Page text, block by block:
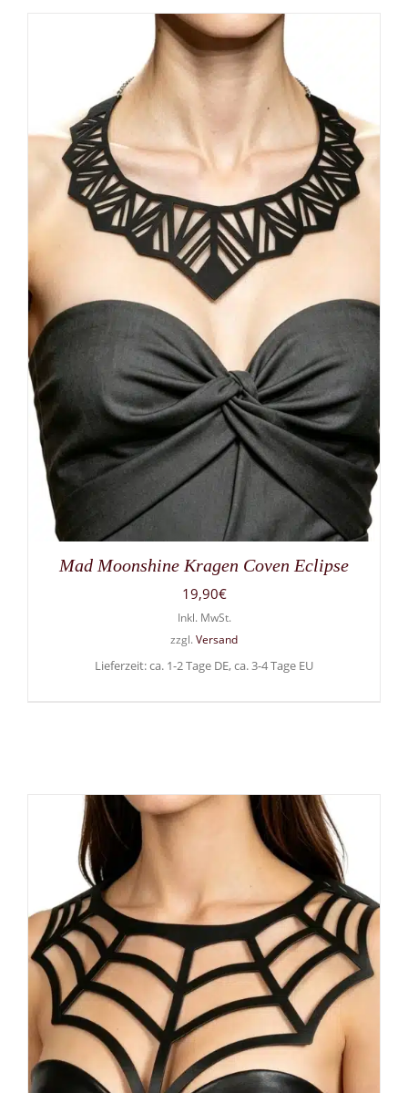
Mad Moonshine Kragen Coven Eclipse
19,90€
Inkl. MwSt.
zzgl.Versand
Lieferzeit: ca. 1-2 Tage DE, ca. 3-4 Tage EU